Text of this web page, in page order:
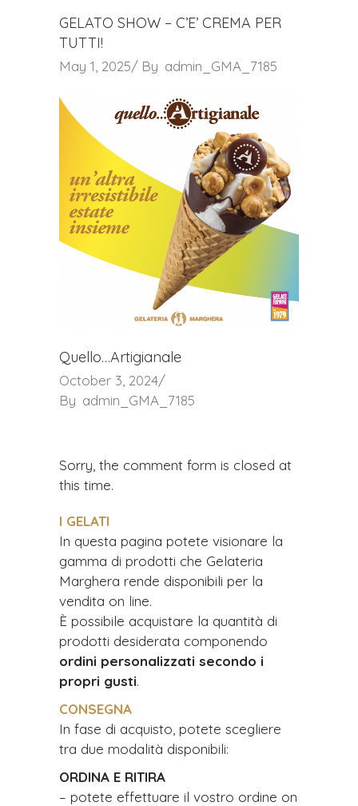
GELATO SHOW – C’E’ CREMA PER
TUTTI!
May 1, 2025 By admin_GMA_7185
Quello…Artigianale
October 3, 2024
By admin_GMA_7185
Sorry, the comment form is closed at
this time.
I GELATI
In questa pagina potete visionare la
gamma di prodotti che Gelateria
Marghera rende disponibili per la
vendita on line.
È possibile acquistare la quantità di
prodotti desiderata componendo
ordini personalizzati secondo i
propri gusti.
CONSEGNA
In fase di acquisto, potete scegliere
tra due modalità disponibili:
ORDINA E RITIRA
– potete effettuare il vostro ordine on